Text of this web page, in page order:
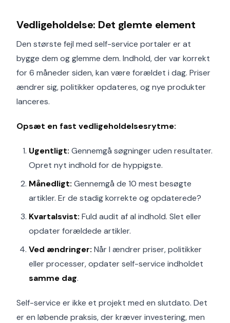
Vedligeholdelse: Det glemte element
Den største fejl med self-service portaler er at
bygge dem og glemme dem. Indhold, der var korrekt
for 6 måneder siden, kan være forældet i dag. Priser
ændrer sig, politikker opdateres, og nye produkter
lanceres.
Opsæt en fast vedligeholdelsesrytme:
Ugentligt: Gennemgå søgninger uden resultater.
Opret nyt indhold for de hyppigste.
Månedligt: Gennemgå de 10 mest besøgte
artikler. Er de stadig korrekte og opdaterede?
Kvartalsvist: Fuld audit af al indhold. Slet eller
opdater forældede artikler.
Ved ændringer: Når I ændrer priser, politikker
eller processer, opdater self-service indholdet
samme dag.
Self-service er ikke et projekt med en slutdato. Det
er en løbende praksis, der kræver investering, men